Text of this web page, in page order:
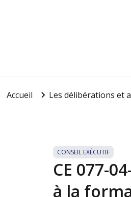
Accueil Les délibérations et
CONSEIL EXÉCUTIF
CE 077-
à la